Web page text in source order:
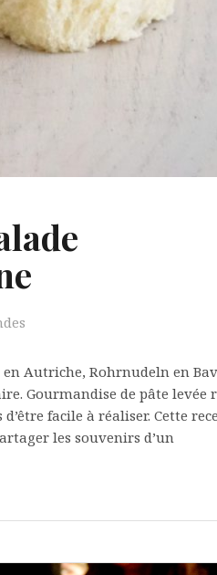
Autriche, Rohrnudeln en
Gourmandise de pâte levée
facile à réaliser. Cette
les souvenirs d’un